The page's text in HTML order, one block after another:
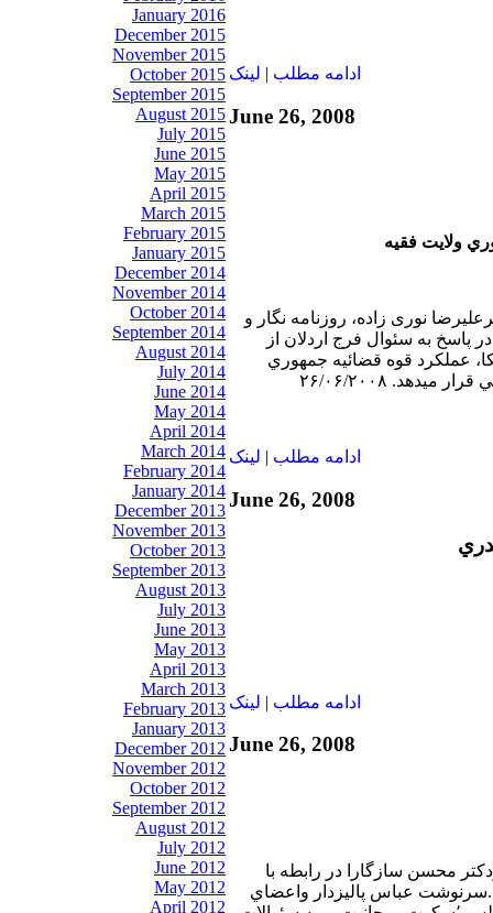
January 2016
December 2015
November 2015
October 2015
September 2015
August 2015
July 2015
June 2015
May 2015
April 2015
March 2015
February 2015
January 2015
December 2014
November 2014
October 2014
September 2014
August 2014
July 2014
June 2014
May 2014
April 2014
March 2014
February 2014
January 2014
December 2013
November 2013
October 2013
September 2013
August 2013
July 2013
June 2013
May 2013
April 2013
March 2013
February 2013
January 2013
December 2012
November 2012
October 2012
September 2012
August 2012
July 2012
June 2012
May 2012
April 2012
ادامه مطلب | لينک
June 26, 2008
ولايت فقيه
نوری زاده، روزنامه نگار و
پاسخ به سئوال فرج اردلان از
عملكرد قوه قضائيه جمهوري
۲۶/۰۶/۲۰۰۸
ادامه مطلب | لينک
June 26, 2008
ادامه مطلب | لينک
June 26, 2008
محسن سازگارا در رابطه با
رويدادهاي ايران ٬...سرنوشت عباس پاليزدار واعضاي